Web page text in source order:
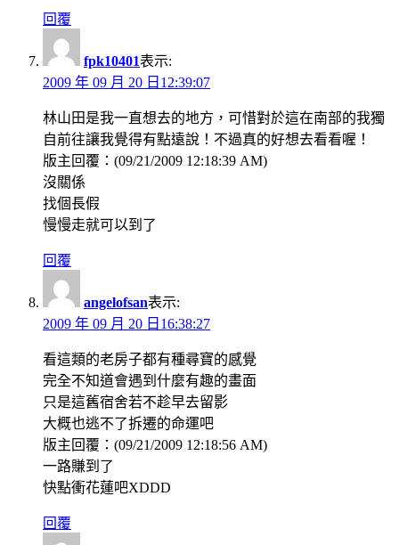
回覆
fpk10401表示:
2009 年 09 月 20 日12:39:07
林山田是我一直想去的地方，可惜對於這在南部的我獨
自前往讓我覺得有點遠說！不過真的好想去看看喔！
版主回覆：(09/21/2009 12:18:39 AM)
沒關係
找個長假
慢慢走就可以到了
回覆
angelofsan表示:
2009 年 09 月 20 日16:38:27
看這類的老房子都有種尋寶的感覺
完全不知道會遇到什麼有趣的畫面
只是這舊宿舍若不趁早去留影
大概也逃不了拆遷的命運吧
版主回覆：(09/21/2009 12:18:56 AM)
一路賺到了
快點衝花蓮吧XDDD
回覆